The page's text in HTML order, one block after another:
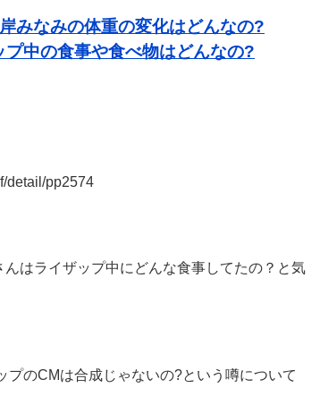
なみの体重の変化はどんなの?
中の食事や食べ物はどんなの?
detail/pp2574
はライザップ中にどんな食事してたの？と気
プのCMは合成じゃないの?という噂について